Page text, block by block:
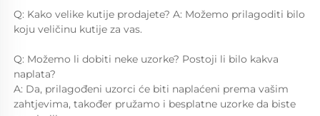
Q: Kako velike kutije prodajete? A: Možemo prilagoditi bilo
koju veličinu kutije za vas.
Q: Možemo li dobiti neke uzorke? Postoji li bilo kakva
naplata?
A: Da, prilagođeni uzorci će biti naplaćeni prema vašim
zahtjevima, također pružamo i besplatne uzorke da biste